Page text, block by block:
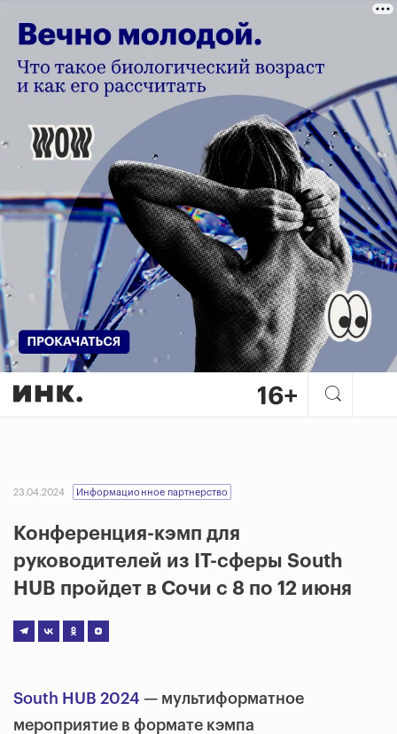
23.04.2024 Информационное партнерство
Конференция-кэмп для
руководителей из IT-сферы South
HUB пройдет в Сочи с 8 по 12 июня
South HUB 2024 — мультиформатное
мероприятие в формате кэмпа